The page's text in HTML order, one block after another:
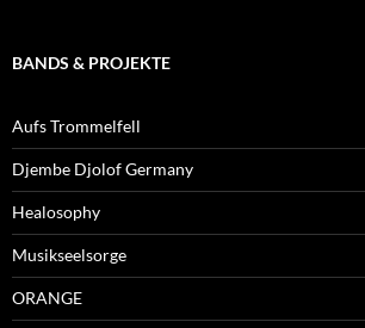
BANDS & PROJEKTE
Aufs Trommelfell
Djembe Djolof Germany
Healosophy
Musikseelsorge
ORANGE